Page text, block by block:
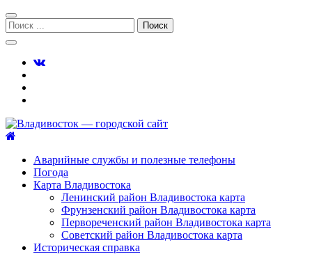
Перейти
к
навигации
Перейти
к
содержимому
Поиск:
Аварийные службы и полезные телефоны
Погода
Карта Владивостока
Ленинский район Владивостока карта
Фрунзенский район Владивостока карта
Первореченский район Владивостока карта
Советский район Владивостока карта
Историческая справка